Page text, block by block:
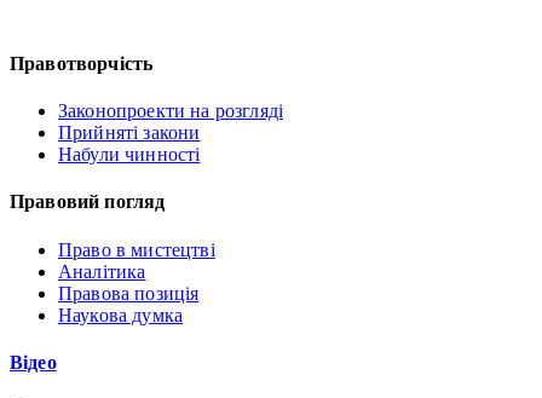
Правотворчість
Законопроекти на розгляді
Прийняті закони
Набули чинності
Правовий погляд
Право в мистецтві
Аналітика
Правова позиція
Наукова думка
Відео